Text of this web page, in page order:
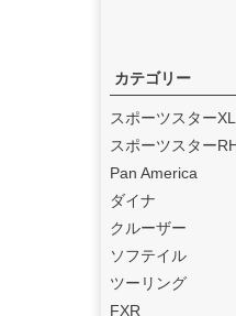
ました。
2024.12
s（ブローパフ
キゾースト）
始めました。
2024.11
By City（バイ シ
本総代理店とな
カテゴリー
スポーツスターXL
スポーツスター
Pan America
ダイナ
クルーザー
ソフテイル
ツーリング
FXR